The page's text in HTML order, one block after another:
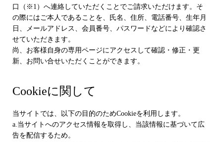
口（※1）へ連絡していただくことでご請求いただけます。そ
の際にはご本人であることを、氏名、住所、電話番号、生年月
日、メールアドレス、会員番号、パスワードなどにより確認さ
せていただきます。
尚、お客様自身の専用ページにアクセスして確認・修正・更
新、お問い合せいただくことができます。
Cookieに関して
当サイトでは、以下の目的のためCookieを利用します。
a.当サイトへのアクセス情報を取得し、当該情報に基づいて広
告を配信するため。